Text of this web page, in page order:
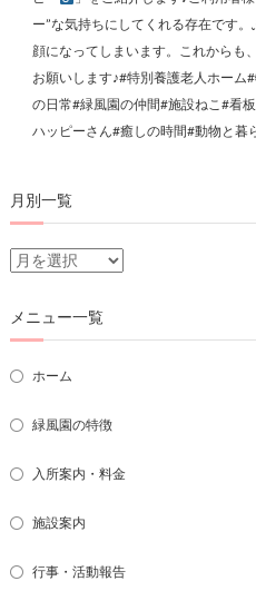
ー”な気持ちにしてくれる存在です
顔になってしまいます。これからも
お願いします♪#特別養護老人ホーム
の日常#緑風園の仲間#施設ねこ#看
ハッピーさん#癒しの時間#動物と暮
月別一覧
月
覧
メニュー一覧
ホーム
緑風園の特徴
入所案内・料金
施設案内
行事・活動報告